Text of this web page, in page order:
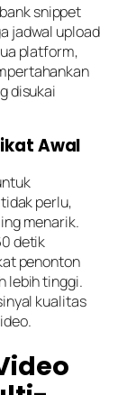
snippet
jadwal upload
platform,
disukai
Awal
perlu,
menarik.
detik
penonton
lebih tinggi.
kualitas